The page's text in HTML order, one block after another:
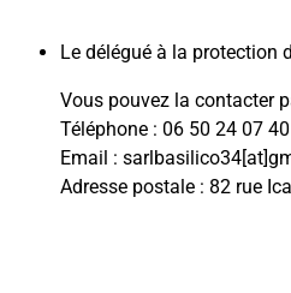
Le délégué à la protection
Vous pouvez la contacter
Téléphone : 06 50 24 07 40
Email :
Adresse postale : 82 rue